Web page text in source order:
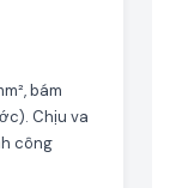
bám
Chịu va
công